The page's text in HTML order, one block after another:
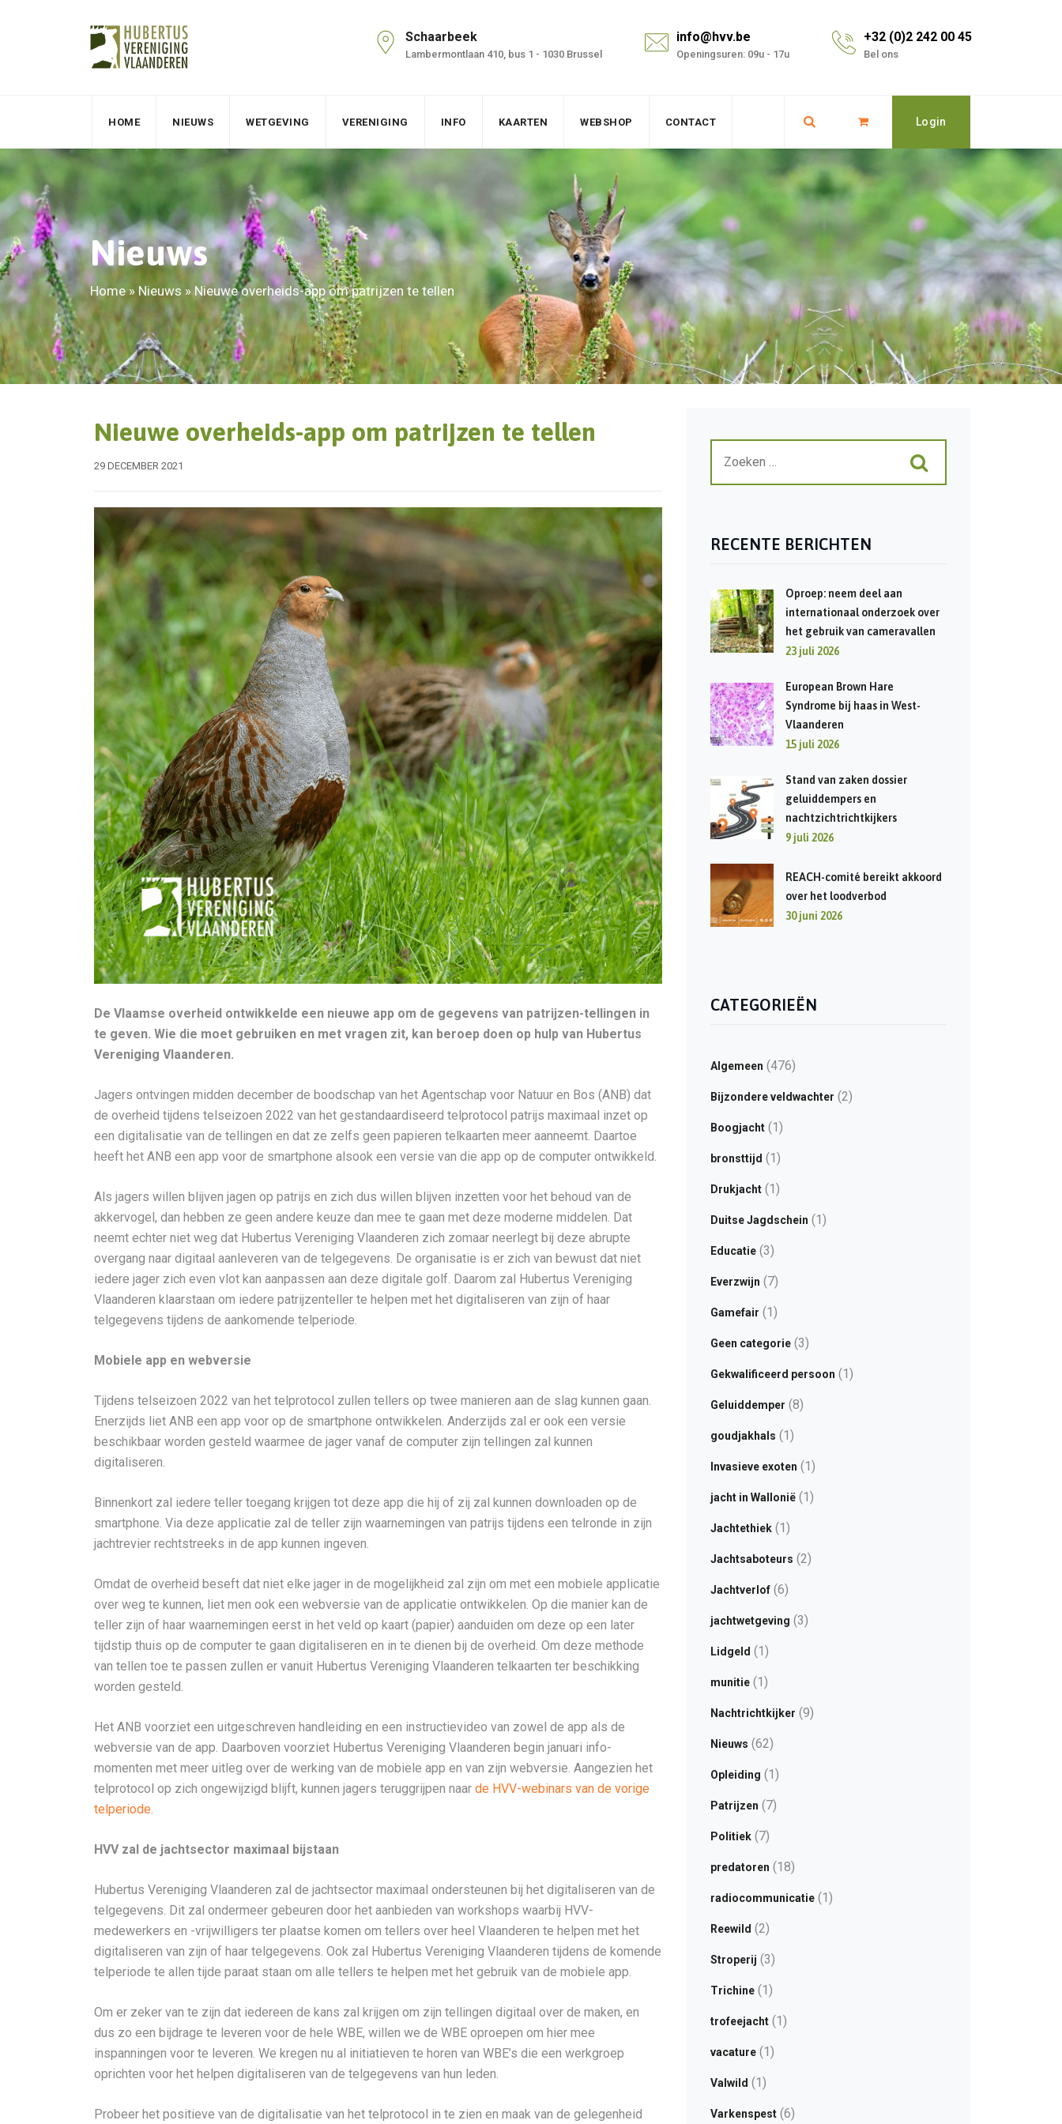
Schaarbeek
Lambermontlaan 410, bus 1 - 1030 Brussel
info@hvv.be
Openingsuren: 09u - 17u
+32 (0)2 242 00 45
Bel ons
HOME NIEUWS WETGEVING VERENIGING INFO KAARTEN WEBSHOP CONTACT Login
Nieuws
Home» Nieuws » Nieuwe overheids-app om patrijzen te tellen
Nieuwe overheids-app om patrijzen te tellen
29 DECEMBER 2021
De Vlaamse overheid ontwikkelde een nieuwe app om de gegevens van patrijzen-tellingen in
te geven. Wie die moet gebruiken en met vragen zit, kan beroep doen op hulp van Hubertus
Vereniging Vlaanderen.
Jagers ontvingen midden december de boodschap van het Agentschap voor Natuur en Bos (ANB) dat
de overheid tijdens telseizoen 2022 van het gestandaardiseerd telprotocol patrijs maximaal inzet op
een digitalisatie van de tellingen en dat ze zelfs geen papieren telkaarten meer aanneemt. Daartoe
heeft het ANB een app voor de smartphone alsook een versie van die app op de computer ontwikkeld.
Als jagers willen blijven jagen op patrijs en zich dus willen blijven inzetten voor het behoud van de
akkervogel, dan hebben ze geen andere keuze dan mee te gaan met deze moderne middelen. Dat
neemt echter niet weg dat Hubertus Vereniging Vlaanderen zich zomaar neerlegt bij deze abrupte
overgang naar digitaal aanleveren van de telgegevens. De organisatie is er zich van bewust dat niet
iedere jager zich even vlot kan aanpassen aan deze digitale golf. Daarom zal Hubertus Vereniging
Vlaanderen klaarstaan om iedere patrijzenteller te helpen met het digitaliseren van zijn of haar
telgegevens tijdens de aankomende telperiode.
Mobiele app en webversie
Tijdens telseizoen 2022 van het telprotocol zullen tellers op twee manieren aan de slag kunnen gaan.
Enerzijds liet ANB een app voor op de smartphone ontwikkelen. Anderzijds zal er ook een versie
beschikbaar worden gesteld waarmee de jager vanaf de computer zijn tellingen zal kunnen
digitaliseren.
Binnenkort zal iedere teller toegang krijgen tot deze app die hij of zij zal kunnen downloaden op de
smartphone. Via deze applicatie zal de teller zijn waarnemingen van patrijs tijdens een telronde in zijn
jachtrevier rechtstreeks in de app kunnen ingeven.
Omdat de overheid beseft dat niet elke jager in de mogelijkheid zal zijn om met een mobiele applicatie
over weg te kunnen, liet men ook een webversie van de applicatie ontwikkelen. Op die manier kan de
teller zijn of haar waarnemingen eerst in het veld op kaart (papier) aanduiden om deze op een later
tijdstip thuis op de computer te gaan digitaliseren en in te dienen bij de overheid. Om deze methode
van tellen toe te passen zullen er vanuit Hubertus Vereniging Vlaanderen telkaarten ter beschikking
worden gesteld.
Het ANB voorziet een uitgeschreven handleiding en een instructievideo van zowel de app als de
webversie van de app. Daarboven voorziet Hubertus Vereniging Vlaanderen begin januari info-
momenten met meer uitleg over de werking van de mobiele app en van zijn webversie. Aangezien het
telprotocol op zich ongewijzigd blijft, kunnen jagers teruggrijpen naar de HVV-webinars van de vorige
telperiode.
HVV zal de jachtsector maximaal bijstaan
Hubertus Vereniging Vlaanderen zal de jachtsector maximaal ondersteunen bij het digitaliseren van de
telgegevens. Dit zal ondermeer gebeuren door het aanbieden van workshops waarbij HVV-
medewerkers en -vrijwilligers ter plaatse komen om tellers over heel Vlaanderen te helpen met het
digitaliseren van zijn of haar telgegevens. Ook zal Hubertus Vereniging Vlaanderen tijdens de komende
telperiode te allen tijde paraat staan om alle tellers te helpen met het gebruik van de mobiele app.
Om er zeker van te zijn dat iedereen de kans zal krijgen om zijn tellingen digitaal over de maken, en
dus zo een bijdrage te leveren voor de hele WBE, willen we de WBE oproepen om hier mee
inspanningen voor te leveren. We kregen nu al initiatieven te horen van WBE’s die een werkgroep
oprichten voor het helpen digitaliseren van de telgegevens van hun leden.
Probeer het positieve van de digitalisatie van het telprotocol in te zien en maak van de gelegenheid
RECENTE BERICHTEN
Oproep: neem deel aan
internationaal onderzoek over
het gebruik van cameravallen
23 juli 2026
European Brown Hare
Syndrome bij haas in West-
Vlaanderen
15 juli 2026
Stand van zaken dossier
geluiddempers en
nachtzichtrichtkijkers
9 juli 2026
REACH-comité bereikt akkoord
over het loodverbod
30 juni 2026
CATEGORIEËN
Algemeen (476)
Bijzondere veldwachter (2)
Boogjacht(1)
bronsttijd (1)
Drukjacht(1)
Duitse Jagdschein (1)
Educatie(3)
Everzwijn (7)
Gamefair (1)
Geen categorie(3)
Gekwalificeerd persoon (1)
Geluiddemper (8)
goudjakhals (1)
Invasieve exoten (1)
jacht in Wallonië(1)
Jachtethiek(1)
Jachtsaboteurs (2)
Jachtverlof(6)
jachtwetgeving (3)
Lidgeld (1)
munitie(1)
Nachtrichtkijker (9)
Nieuws (62)
Opleiding (1)
Patrijzen (7)
Politiek(7)
predatoren (18)
radiocommunicatie(1)
Reewild (2)
Stroperij (3)
Trichine(1)
trofeejacht(1)
vacature(1)
Valwild (1)
Varkenspest(6)